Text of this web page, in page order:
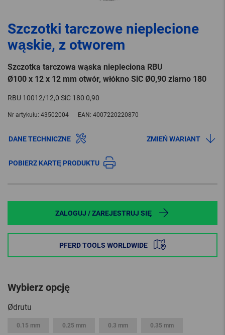
Szczotki tarczowe nieplecione
wąskie, z otworem
Szczotka tarczowa wąska niepleciona RBU
Ø100 x 12 x 12 mm otwór, włókno SiC Ø0,90 ziarno 180
RBU 10012/12,0 SiC 180 0,90
Nr artykułu: 43502004 EAN: 4007220220870
DANE TECHNICZNE ZMIEŃ WARIANT
POBIERZ KARTĘ PRODUKTU
ZALOGUJ / ZAREJESTRUJ SIĘ
PFERD TOOLS WORLDWIDE
Wybierz opcję
Ødrutu
0.15 mm 0.25 mm 0.3 mm 0.35 mm